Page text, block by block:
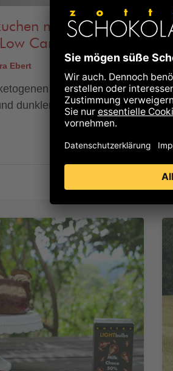
mit
Carb)
Ebert
Schokokuchen
dunkler Zotter